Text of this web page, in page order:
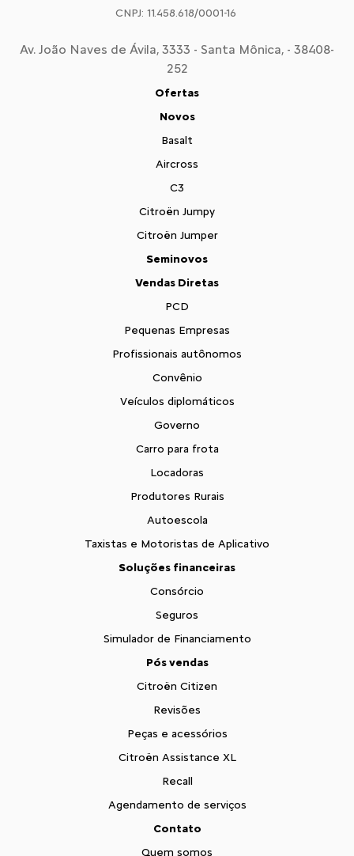
CNPJ: 11.458.618/0001-16
Av. João Naves de Ávila, 3333 - Santa Mônica, - 38408-
252
Ofertas
Novos
Basalt
Aircross
C3
Citroën Jumpy
Citroën Jumper
Seminovos
Vendas Diretas
PCD
Pequenas Empresas
Profissionais autônomos
Convênio
Veículos diplomáticos
Governo
Carro para frota
Locadoras
Produtores Rurais
Autoescola
Taxistas e Motoristas de Aplicativo
Soluções financeiras
Consórcio
Seguros
Simulador de Financiamento
Pós vendas
Citroën Citizen
Revisões
Peças e acessórios
Citroën Assistance XL
Recall
Agendamento de serviços
Contato
Quem somos